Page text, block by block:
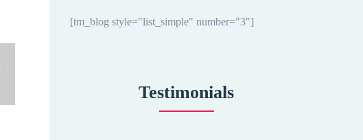
[tm_blog style="list_simple" number="3"]
Testimonials